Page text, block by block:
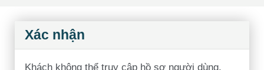
Xác nhận
Khách không thể truy cập hồ sơ người dùng.